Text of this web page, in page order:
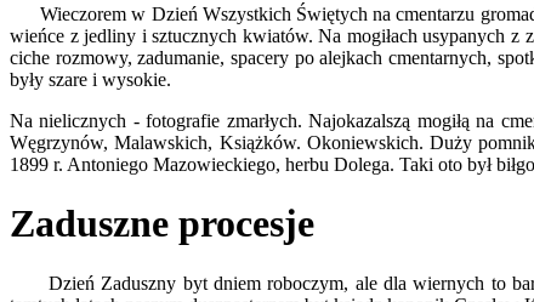
Wieczorem w Dzień Wszystkich Świętych na cmentarzu
wieńce z jedliny i sztucznych kwiatów. Na mogiłach usypa­nych
ciche rozmowy, zadumanie, spacery po alejkach cmentarnych,
były szare i wysokie.
Na nielicznych - fotografie zmarłych. Najokazalszą mogiłą na
Węgrzynów, Malawskich, Książków. Okoniewskich. Duży
1899 r. Antoniego Mazowieckiego, herbu Dolega. Taki oto był
Zaduszne procesje
Dzień Zaduszny byt dniem roboczym, ale dla wiernych to